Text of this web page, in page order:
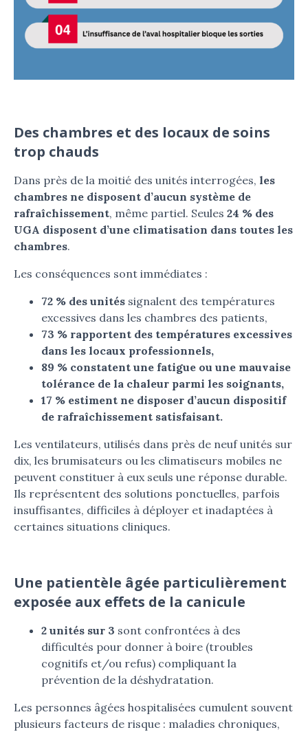
Des chambres et des locaux de soins
trop chauds
Dans près de la moitié des unités interrogées, les
chambres ne disposent d’aucun système de
rafraîchissement, même partiel. Seules 24 % des
UGA disposent d’une climatisation dans toutes les
chambres.
Les conséquences sont immédiates :
72 % des unités signalent des températures
excessives dans les chambres des patients,
73 % rapportent des températures excessives
dans les locaux professionnels,
89 % constatent une fatigue ou une mauvaise
tolérance de la chaleur parmi les soignants,
17 % estiment ne disposer d’aucun dispositif
de rafraîchissement satisfaisant.
Les ventilateurs, utilisés dans près de neuf unités sur
dix, les brumisateurs ou les climatiseurs mobiles ne
peuvent constituer à eux seuls une réponse durable.
Ils représentent des solutions ponctuelles, parfois
insuffisantes, difficiles à déployer et inadaptées à
certaines situations cliniques.
Une patientèle âgée particulièrement
exposée aux effets de la canicule
2 unités sur 3 sont confrontées à des
difficultés pour donner à boire (troubles
cognitifs et/ou refus) compliquant la
prévention de la déshydratation.
Les personnes âgées hospitalisées cumulent souvent
plusieurs facteurs de risque : maladies chroniques,